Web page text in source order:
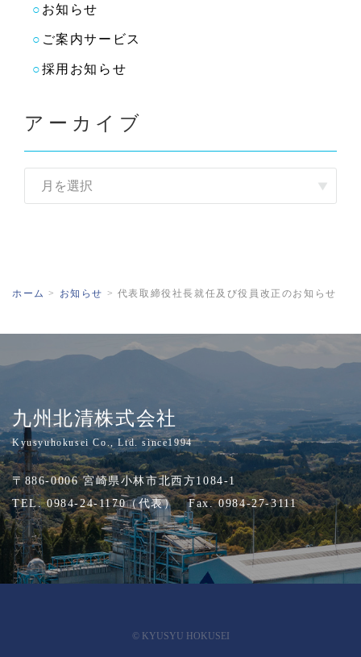
お知らせ
ご案内サービス
採用お知らせ
アーカイブ
ホーム > お知らせ > 代表取締役社長就任及び役員改正のお知らせ
九州北清株式会社
Kyusyuhokusei Co., Ltd. since1994
〒886-0006 宮崎県小林市北西方1084-1
TEL. 0984-24-1170（代表） Fax. 0984-27-3111
© KYUSYU HOKUSEI